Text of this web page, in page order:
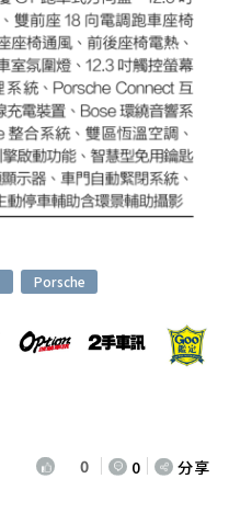
Porsche
0 0 分享